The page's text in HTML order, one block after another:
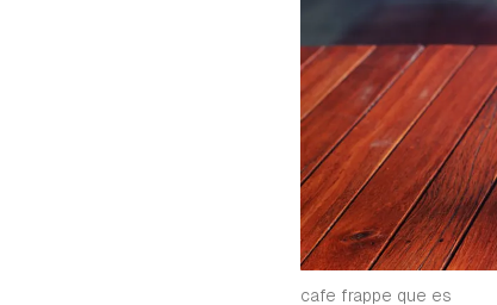
cafe frappe que es